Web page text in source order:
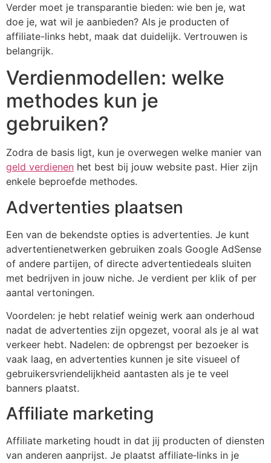
Verder moet je transparantie bieden: wie ben je, wat
doe je, wat wil je aanbieden? Als je producten of
affiliate-links hebt, maak dat duidelijk. Vertrouwen is
belangrijk.
Verdienmodellen: welke
methodes kun je
gebruiken?
Zodra de basis ligt, kun je overwegen welke manier van
geld verdienen het best bij jouw website past. Hier zijn
enkele beproefde methodes.
Advertenties plaatsen
Een van de bekendste opties is advertenties. Je kunt
advertentienetwerken gebruiken zoals Google AdSense
of andere partijen, of directe advertentiedeals sluiten
met bedrijven in jouw niche. Je verdient per klik of per
aantal vertoningen.
Voordelen: je hebt relatief weinig werk aan onderhoud
nadat de advertenties zijn opgezet, vooral als je al wat
verkeer hebt. Nadelen: de opbrengst per bezoeker is
vaak laag, en advertenties kunnen je site visueel of
gebruikersvriendelijkheid aantasten als je te veel
banners plaatst.
Affiliate marketing
Affiliate marketing houdt in dat jij producten of diensten
van anderen aanprijst. Je plaatst affiliate‐links in je